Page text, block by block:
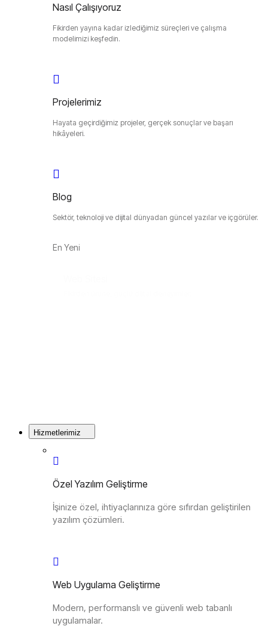
Nasıl Çalışıyoruz
Fikirden yayına kadar izlediğimiz süreçleri ve çalışma
modelimizi keşfedin.
Projelerimiz
Hayata geçirdiğimiz projeler, gerçek sonuçlar ve başarı
hikâyeleri.
Blog
Sektör, teknoloji ve dijital dünyadan güncel yazılar ve içgörüler.
En Yeni
Hizmetlerimiz
Özel Yazılım Geliştirme
İşinize özel, ihtiyaçlarınıza göre sıfırdan geliştirilen
yazılım çözümleri.
Web Uygulama Geliştirme
Modern, performanslı ve güvenli web tabanlı
uygulamalar.